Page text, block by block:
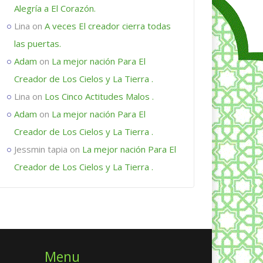
Alegría a El Corazón.
Lina on A veces El creador cierra todas
las puertas.
Adam on La mejor nación Para El
Creador de Los Cielos y La Tierra .
Lina on Los Cinco Actitudes Malos .
Adam on La mejor nación Para El
Creador de Los Cielos y La Tierra .
Jessmin tapia on La mejor nación Para El
Creador de Los Cielos y La Tierra .
Menu